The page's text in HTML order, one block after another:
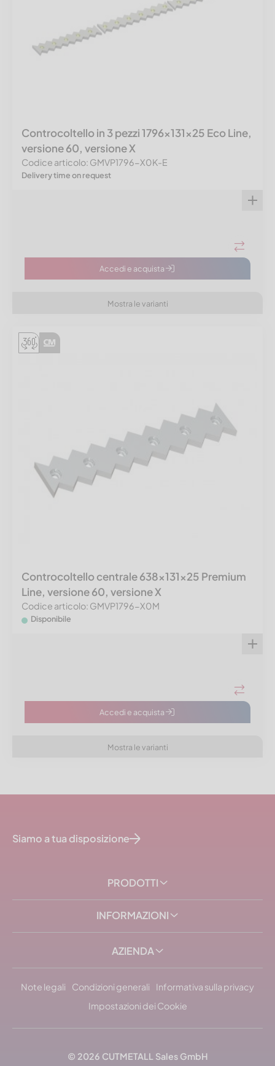
Controcoltello in 3 pezzi 1796x131x25 Eco Line,
versione 60, versione X
Codice articolo: GMVP1796-X0K-E
Delivery time on request
Accedi e acquista
Mostra le varianti
Controcoltello centrale 638x131x25 Premium
Line, versione 60, versione X
Codice articolo: GMVP1796-X0M
Disponibile
Accedi e acquista
Mostra le varianti
Siamo a tua disposizione
PRODOTTI
INFORMAZIONI
AZIENDA
Note legali Condizioni generali
Informativa sulla privacy
Impostazioni dei Cookie
© 2026 CUTMETALL Sales GmbH